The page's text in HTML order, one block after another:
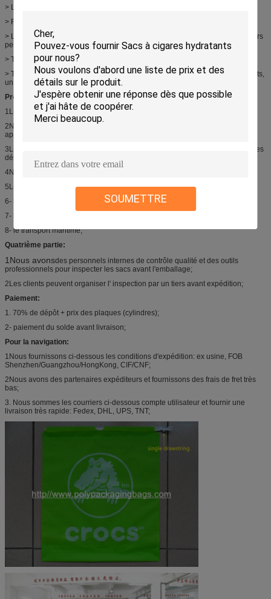
SOUMETTRE
> Le fond est recouvert d'une coque pour augmenter la capacité du sac;
> Résistant à l'humidité, imperméable à l'eau;
> Le style, le matériau, l'épaisseur, le fil, la taille, le design, le logo, les couleurs
personnalisés sont acceptables
> Très agréable au toucher ou au toucher;
> Très beau sac pour faire du shopping, emporter des cadeaux, des vêtements,
un téléphone portable, un téléphone cellulaire
Processus de production:
1Le client fournit la conception ou les illustrations;
2Nous renvoyons la preuve de l' artwork après la mise en forme pour
approbation;
3Le client approuve les illustrations après avoir vérifié la taille, les couleurs, les
détails...
4Nous faisons des échantillons;
5Les échantillons ont été approuvés par le client;
6- la production en série;
7- l' inspection;
8- le transport maritime;
Quatrième partie:
1Nous avonsdes personnels internes de contrôle qualité et des outils
professionnels pour inspecter les sacs avant l'emballage;
2Les clients peuvent organiser l' inspection par un tiers avant expédition;
Paiement:
1. 70% de dépôt + prix des plaques (cylindres);
2- paiement du solde avant livraison;
Pour la navigation:
1Nous fournissons ci-dessous les conditions d'expédition: ex usine, FOB
Shenzhen/Guangzhou/HongKong, CIF/CNF;
2Nous avons des partenaires expéditeurs et fournissons des frais de fret très
bas;
3. Nous sommes les courriers ci-dessous compte utilisateur et fournir une
livraison très rapide: Fedex, DHL, UPS, TNT;